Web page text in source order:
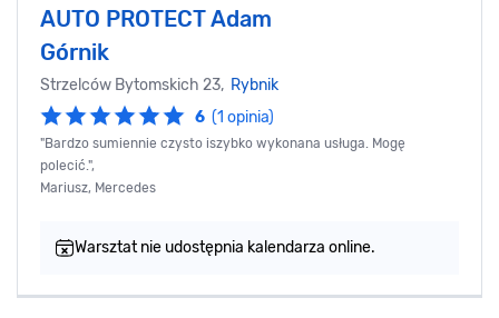
AUTO PROTECT Adam
Górnik
Strzelców Bytomskich 23, Rybnik
6 (1 opinia)
"Bardzo sumiennie czysto iszybko wykonana usługa. Mogę
polecić.",
Mariusz, Mercedes
Warsztat nie udostępnia kalendarza online.